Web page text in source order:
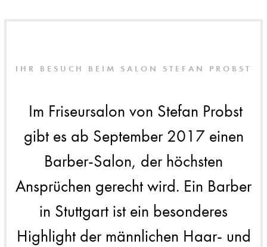
IHR BESUCH BEIM SALON STEFAN PROBST
Im Friseursalon von Stefan Probst
gibt es ab September 2017 einen
Barber-Salon, der höchsten
Ansprüchen gerecht wird. Ein Barber
in Stuttgart ist ein besonderes
Highlight der männlichen Haar- und